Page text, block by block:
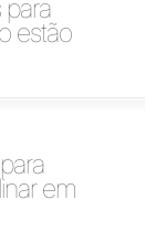
para
estão
em